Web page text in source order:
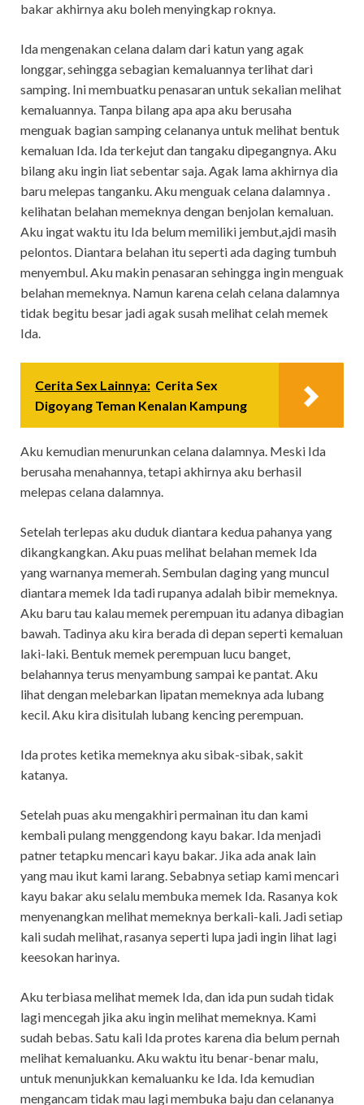
bakar akhirnya aku boleh menyingkap roknya.
Ida mengenakan celana dalam dari katun yang agak
longgar, sehingga sebagian kemaluannya terlihat dari
samping. Ini membuatku penasaran untuk sekalian melihat
kemaluannya. Tanpa bilang apa apa aku berusaha
menguak bagian samping celananya untuk melihat bentuk
kemaluan Ida. Ida terkejut dan tangaku dipegangnya. Aku
bilang aku ingin liat sebentar saja. Agak lama akhirnya dia
baru melepas tanganku. Aku menguak celana dalamnya .
kelihatan belahan memeknya dengan benjolan kemaluan.
Aku ingat waktu itu Ida belum memiliki jembut,ajdi masih
pelontos. Diantara belahan itu seperti ada daging tumbuh
menyembul. Aku makin penasaran sehingga ingin menguak
belahan memeknya. Namun karena celah celana dalamnya
tidak begitu besar jadi agak susah melihat celah memek
Ida.
Cerita Sex Lainnya: Cerita Sex
Digoyang Teman Kenalan Kampung
Aku kemudian menurunkan celana dalamnya. Meski Ida
berusaha menahannya, tetapi akhirnya aku berhasil
melepas celana dalamnya.
Setelah terlepas aku duduk diantara kedua pahanya yang
dikangkangkan. Aku puas melihat belahan memek Ida
yang warnanya memerah. Sembulan daging yang muncul
diantara memek Ida tadi rupanya adalah bibir memeknya.
Aku baru tau kalau memek perempuan itu adanya dibagian
bawah. Tadinya aku kira berada di depan seperti kemaluan
laki-laki. Bentuk memek perempuan lucu banget,
belahannya terus menyambung sampai ke pantat. Aku
lihat dengan melebarkan lipatan memeknya ada lubang
kecil. Aku kira disitulah lubang kencing perempuan.
Ida protes ketika memeknya aku sibak-sibak, sakit
katanya.
Setelah puas aku mengakhiri permainan itu dan kami
kembali pulang menggendong kayu bakar. Ida menjadi
patner tetapku mencari kayu bakar. Jika ada anak lain
yang mau ikut kami larang. Sebabnya setiap kami mencari
kayu bakar aku selalu membuka memek Ida. Rasanya kok
menyenangkan melihat memeknya berkali-kali. Jadi setiap
kali sudah melihat, rasanya seperti lupa jadi ingin lihat lagi
keesokan harinya.
Aku terbiasa melihat memek Ida, dan ida pun sudah tidak
lagi mencegah jika aku ingin melihat memeknya. Kami
sudah bebas. Satu kali Ida protes karena dia belum pernah
melihat kemaluanku. Aku waktu itu benar-benar malu,
untuk menunjukkan kemaluanku ke Ida. Ida kemudian
mengancam tidak mau lagi membuka baju dan celananya